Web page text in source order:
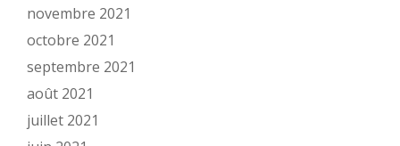
novembre 2021
octobre 2021
septembre 2021
août 2021
juillet 2021